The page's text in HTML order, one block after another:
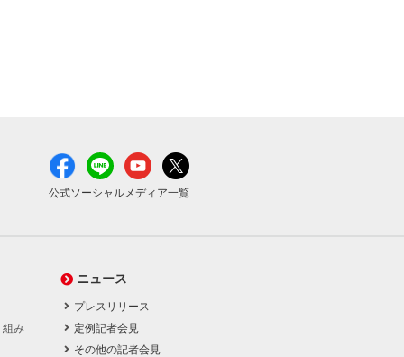
公式ソーシャルメディア一覧
組み
ニュース
プレスリリース
定例記者会見
その他の記者会見